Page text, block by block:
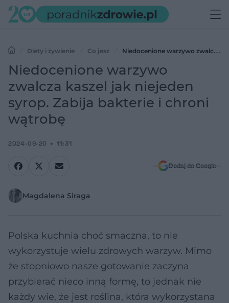
Diety i żywienie Co jesz
Niedocenione warzywo zwalcza
kaszel jak niejeden syrop. Zabija bakterie i chroni wątrobę
Niedocenione warzywo
zwalcza kaszel jak niejeden
syrop. Zabija bakterie i chroni
wątrobę
2024-09-20 11:31
Dodaj do Google
Magdalena Siraga
Polska kuchnia choć smaczna, to nie
wykorzystuje wielu zdrowych warzyw. Mimo
że stopniowo nasze gotowanie zaczyna
przybierać nieco inną formę, to jednak nie
każdy wie, że jest roślina, która wykorzystana